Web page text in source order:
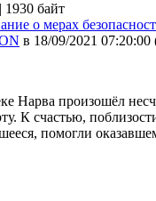
| 1930 байт
о мерах
в 18/09/2021 07:20:00
Нарва произошёл
К счастью,
помогли